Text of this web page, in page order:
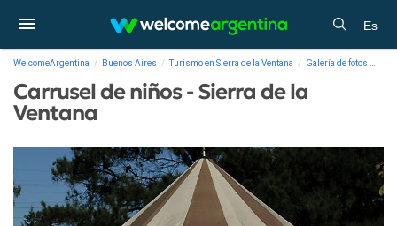
Es
WelcomeArgentina Buenos Aires Turismo en Sierra de la Ventana Galería de fotos
Carrusel de niños - Sierra de la
Ventana